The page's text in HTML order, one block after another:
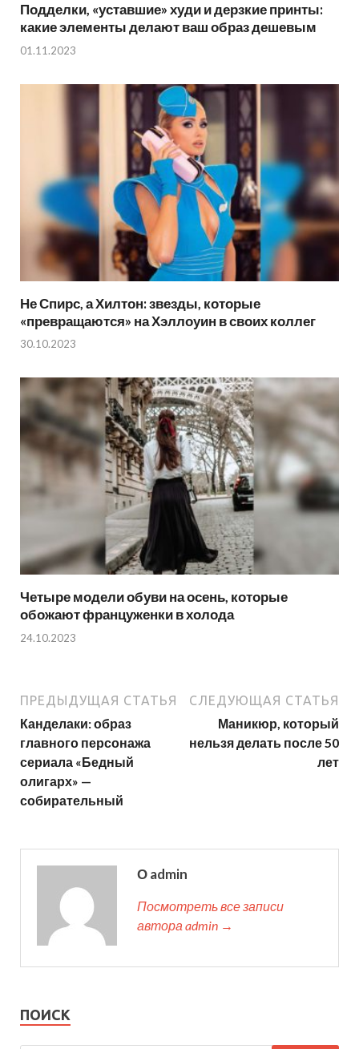
Подделки, «уставшие» худи и дерзкие принты:
какие элементы делают ваш образ дешевым
01.11.2023
Не Спирс, а Хилтон: звезды, которые
«превращаются» на Хэллоуин в своих коллег
30.10.2023
Четыре модели обуви на осень, которые
обожают француженки в холода
24.10.2023
ПРЕДЫДУЩАЯ СТАТЬЯ
Канделаки: образ
главного персонажа
сериала «Бедный
олигарх» —
собирательный
СЛЕДУЮЩАЯ СТАТЬЯ
Маникюр, который
нельзя делать после 50
лет
О admin
Посмотреть все записи
автора admin →
ПОИСК